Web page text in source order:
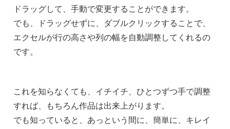
ドラッグして、手動で変更することができます。
でも、ドラッグせずに、ダブルクリックすることで、
エクセルが行の高さや列の幅を自動調整してくれるの
です。
これを知らなくても、イチイチ、ひとつずつ手で調整
すれば、もちろん作品は出来上がります。
でも知っていると、あっという間に、簡単に、キレイ